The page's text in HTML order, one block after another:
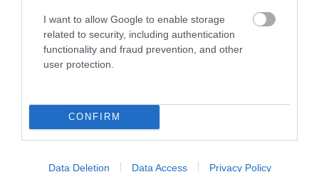
I want to allow Google to enable storage
related to security, including authentication
functionality and fraud prevention, and other
user protection.
CONFIRM
Data Deletion Data Access Privacy Policy
PRONEWS.GR /ΕΣΩΤΕΡΙΚΗ ΑΣΦΑΛΕΙΑ